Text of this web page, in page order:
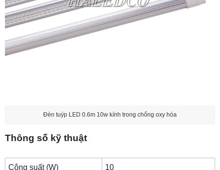
Đèn tuýp LED 0.6m 10w kính trong chống oxy hóa
Thông số kỹ thuật
Công suất (W) 10